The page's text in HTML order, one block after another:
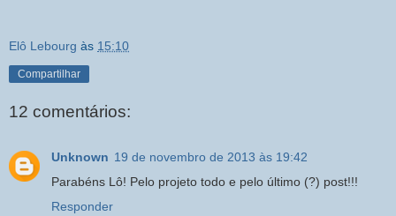
Elô Lebourg às 15:10
Compartilhar
12 comentários:
Unknown 19 de novembro de 2013 às 19:42
Parabéns Lô! Pelo projeto todo e pelo último (?) post!!!
Responder